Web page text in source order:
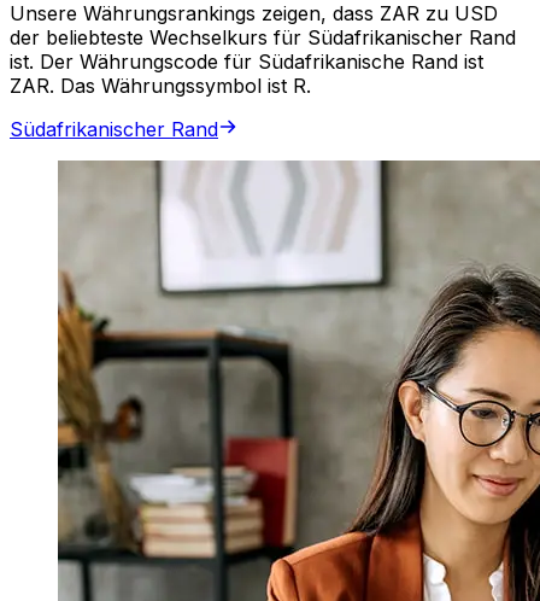
Unsere Währungsrankings zeigen, dass ZAR zu USD
der beliebteste Wechselkurs für Südafrikanischer Rand
ist. Der Währungscode für Südafrikanische Rand ist
ZAR. Das Währungssymbol ist R.
Südafrikanischer Rand